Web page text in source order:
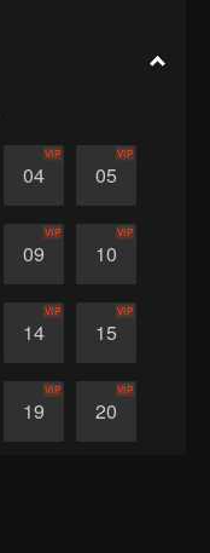
04
VIP
05
VIP
09
VIP
10
VIP
14
VIP
15
VIP
19
VIP
20
VIP